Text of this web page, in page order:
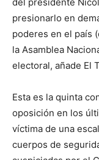
presionarlo en
poderes en el país
la Asamblea
electoral, añade El
Esta es la quinta
oposición en los
víctima de una
cuerpos de